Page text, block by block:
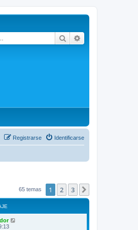
Buscar
Identificarse
Registrarse
65 temas 1 2 3